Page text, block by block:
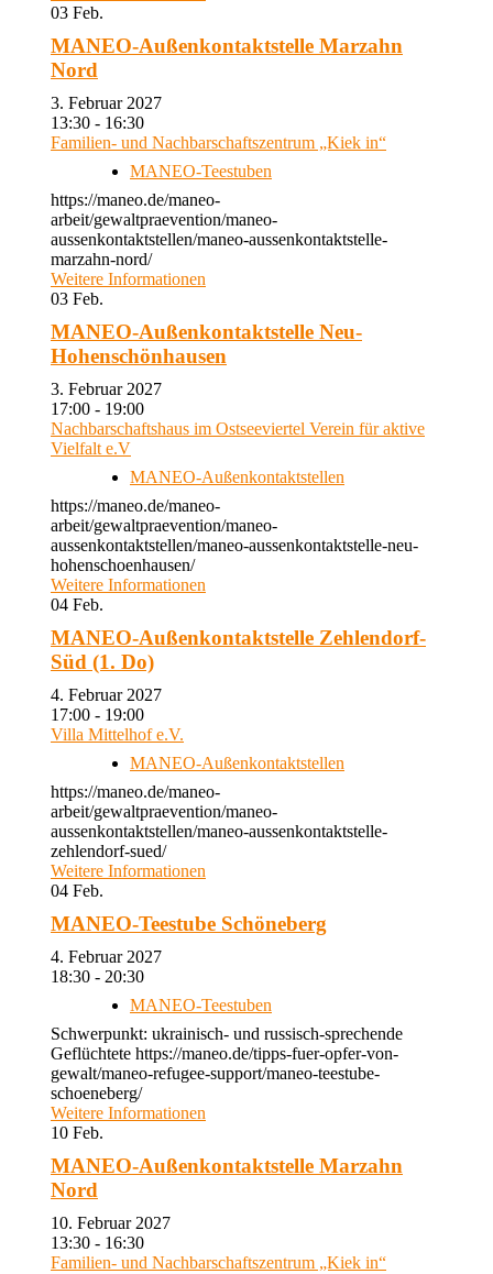
03 Feb.
MANEO-Außenkontaktstelle Marzahn
Nord
3. Februar 2027
13:30 - 16:30
Familien- und Nachbarschaftszentrum „Kiek in“
MANEO-Teestuben
https://maneo.de/maneo-
arbeit/gewaltpraevention/maneo-
aussenkontaktstellen/maneo-aussenkontaktstelle-
marzahn-nord/
Weitere Informationen
03 Feb.
MANEO-Außenkontaktstelle Neu-
Hohenschönhausen
3. Februar 2027
17:00 - 19:00
Nachbarschaftshaus im Ostseeviertel Verein für aktive
Vielfalt e.V
MANEO-Außenkontaktstellen
https://maneo.de/maneo-
arbeit/gewaltpraevention/maneo-
aussenkontaktstellen/maneo-aussenkontaktstelle-neu-
hohenschoenhausen/
Weitere Informationen
04 Feb.
MANEO-Außenkontaktstelle Zehlendorf-
Süd (1. Do)
4. Februar 2027
17:00 - 19:00
Villa Mittelhof e.V.
MANEO-Außenkontaktstellen
https://maneo.de/maneo-
arbeit/gewaltpraevention/maneo-
aussenkontaktstellen/maneo-aussenkontaktstelle-
zehlendorf-sued/
Weitere Informationen
04 Feb.
MANEO-Teestube Schöneberg
4. Februar 2027
18:30 - 20:30
MANEO-Teestuben
Schwerpunkt: ukrainisch- und russisch-sprechende
Geflüchtete https://maneo.de/tipps-fuer-opfer-von-
gewalt/maneo-refugee-support/maneo-teestube-
schoeneberg/
Weitere Informationen
10 Feb.
MANEO-Außenkontaktstelle Marzahn
Nord
10. Februar 2027
13:30 - 16:30
Familien- und Nachbarschaftszentrum „Kiek in“